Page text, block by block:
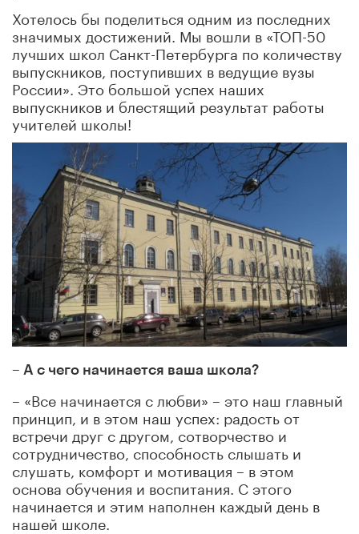
Хотелось бы поделиться одним из последних
значимых достижений. Мы вошли в «ТОП-50
лучших школ Санкт-Петербурга по количеству
выпускников, поступивших в ведущие вузы
России». Это большой успех наших
выпускников и блестящий результат работы
учителей школы!
– А с чего начинается ваша школа?
– «Все начинается с любви» – это наш главный
принцип, и в этом наш успех: радость от
встречи друг с другом, сотворчество и
сотрудничество, способность слышать и
слушать, комфорт и мотивация – в этом
основа обучения и воспитания. С этого
начинается и этим наполнен каждый день в
нашей школе.